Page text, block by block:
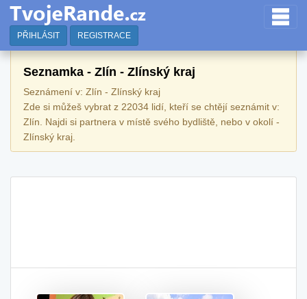
PŘIHLÁSIT REGISTRACE
Seznamka - Zlín - Zlínský kraj
Seznámení v: Zlín - Zlínský kraj
Zde si můžeš vybrat z 22034 lidí, kteří se chtějí seznámit v:
Zlín. Najdi si partnera v místě svého bydliště, nebo v okolí -
Zlínský kraj.